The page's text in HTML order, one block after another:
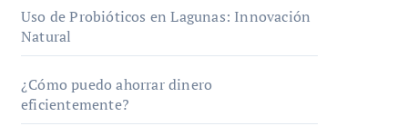
Uso de Probióticos en Lagunas: Innovación
Natural
¿Cómo puedo ahorrar dinero
eficientemente?